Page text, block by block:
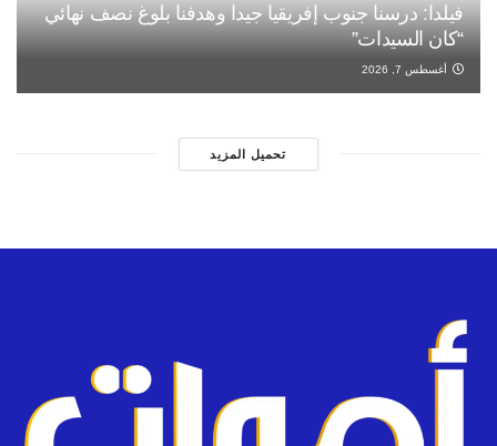
فيلدا: درسنا جنوب إفريقيا جيدا وهدفنا بلوغ نصف نهائي
“كان السيدات”
أغسطس 7, 2026
تحميل المزيد